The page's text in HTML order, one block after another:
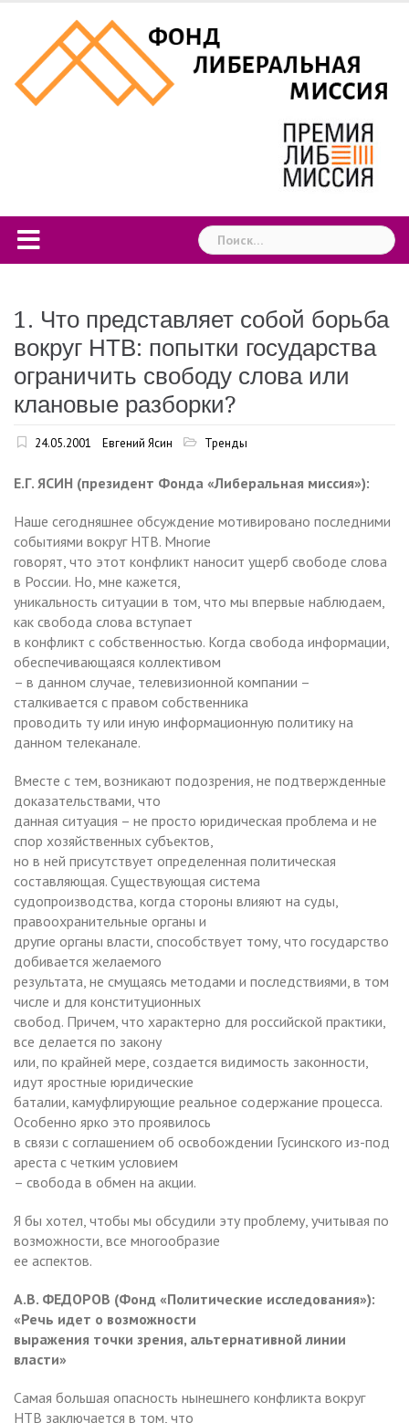
content
Найти:
1. Что представляет собой борьба
вокруг НТВ: попытки государства
ограничить свободу слова или
клановые разборки?
24.05.2001 Евгений Ясин Тренды
Е.Г. ЯСИН (президент Фонда «Либеральная миссия»):
Наше сегодняшнее обсуждение мотивировано последними
событиями вокруг НТВ. Многие
говорят, что этот конфликт наносит ущерб свободе слова
в России. Но, мне кажется,
уникальность ситуации в том, что мы впервые наблюдаем,
как свобода слова вступает
в конфликт с собственностью. Когда свобода информации,
обеспечивающаяся коллективом
– в данном случае, телевизионной компании –
сталкивается с правом собственника
проводить ту или иную информационную политику на
данном телеканале.
Вместе с тем, возникают подозрения, не подтвержденные
доказательствами, что
данная ситуация – не просто юридическая проблема и не
спор хозяйственных субъектов,
но в ней присутствует определенная политическая
составляющая. Существующая система
судопроизводства, когда стороны влияют на суды,
правоохранительные органы и
другие органы власти, способствует тому, что государство
добивается желаемого
результата, не смущаясь методами и последствиями, в том
числе и для конституционных
свобод. Причем, что характерно для российской практики,
все делается по закону
или, по крайней мере, создается видимость законности,
идут яростные юридические
баталии, камуфлирующие реальное содержание процесса.
Особенно ярко это проявилось
в связи с соглашением об освобождении Гусинского из-под
ареста с четким условием
– свобода в обмен на акции.
Я бы хотел, чтобы мы обсудили эту проблему, учитывая по
возможности, все многообразие
ее аспектов.
А.В. ФЕДОРОВ (Фонд «Политические исследования»):
«Речь идет о возможности
выражения точки зрения, альтернативной линии
власти»
Самая большая опасность нынешнего конфликта вокруг
НТВ заключается в том, что